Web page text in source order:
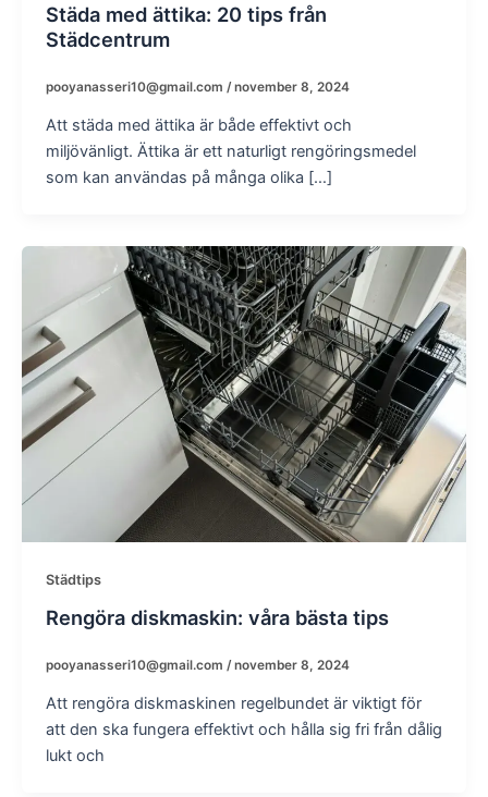
Städa med ättika: 20 tips från
Städcentrum
pooyanasseri10@gmail.com /november 8, 2024
Att städa med ättika är både effektivt och
miljövänligt. Ättika är ett naturligt rengöringsmedel
som kan användas på många olika […]
Städtips
Rengöra diskmaskin: våra bästa tips
pooyanasseri10@gmail.com /november 8, 2024
Att rengöra diskmaskinen regelbundet är viktigt för
att den ska fungera effektivt och hålla sig fri från dålig
lukt och